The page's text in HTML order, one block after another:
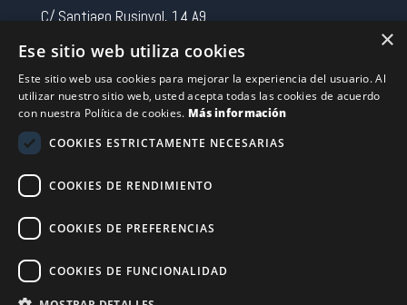
C/ Santiago Rusinyol, 14 A9
Spain
CONTACTO
Tel 0034 93 713 37 30
sermovil@sertronic.es
Acceso intranet para representantes
×
Ese sitio web utiliza cookies
Este sitio web usa cookies para mejorar la experiencia del usuario. Al
utilizar nuestro sitio web, usted acepta todas las cookies de acuerdo
con nuestra Política de cookies. Más información
COOKIES ESTRICTAMENTE NECESARIAS
COOKIES DE RENDIMIENTO
COOKIES DE PREFERENCIAS
COOKIES DE FUNCIONALIDAD